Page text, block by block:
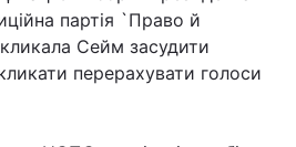
партія `Право й
Сейм засудити
перерахувати голоси